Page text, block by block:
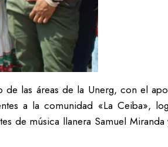
las áreas de la Unerg, con el
a la comunidad «La Ceiba»,
de música llanera Samuel Miranda